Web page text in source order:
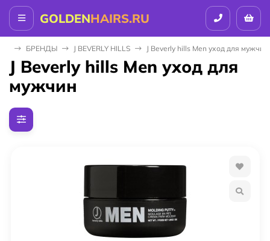
GOLDENHAIRS.RU
БPEНДЫ J BEVERLY HILLS J Beverly hills Men уход для мужчин
J Beverly hills Men уход для
мужчин